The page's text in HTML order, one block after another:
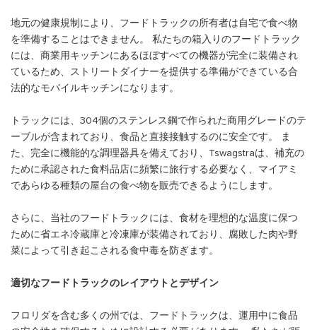
地元の健康規制により、フードトラックの所有者は自宅で食べ物
を準備することはできません。 私たちの箱入りのフードトラック
には、商業用キッチンにあるほぼすべての機器が完全に装備され
ているため、ストリートダイナーを提供する準備ができている合
法的なモバイルキッチンになります。
トラックには、304個のステンレス鋼で作られた商用グレードのテ
ーブルが含まれており、食品と直接接触するのに安全です。 ま
た、完全に機能的な調理器具を備えており、Tswagstraは、補充の
ために承認された食料品店に頻繁に旅行する必要なく、マイアミ
であらゆる種類の屋台の食べ物を販売できるようにします。
さらに、当社のフードトラックには、食材を理想的な温度に保つ
ために省エネ冷蔵庫と冷凍庫が装備されており、腐敗した肉や野
菜によって引き起こされる食中毒を防ぎます。
適切なフードトラックのレイアウトとデザイン
フロリダを含む多くの州では、フードトラックは、運用中に食品